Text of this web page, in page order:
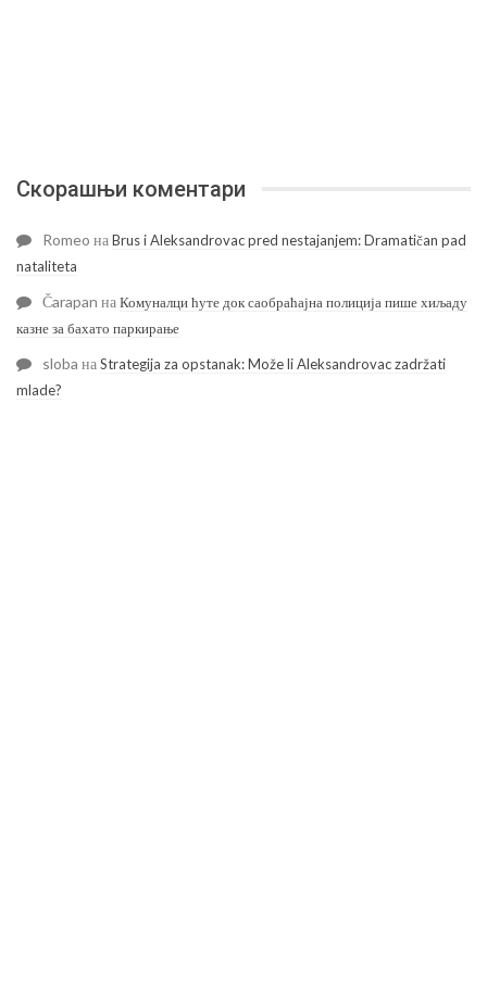
Скорашњи коментари
Romeo наBrus i Aleksandrovac pred nestajanjem: Dramatičan pad
nataliteta
Čarapan наКомуналци ћуте док саобраћајна полиција пише хиљаду
казне за бахато паркирање
sloba наStrategija za opstanak: Može li Aleksandrovac zadržati
mlade?